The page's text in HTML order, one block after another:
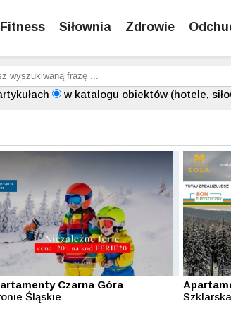
Fitness Siłownia Zdrowie
w katalogu obiektów (hotele,
Czarna Góra
Śląskie